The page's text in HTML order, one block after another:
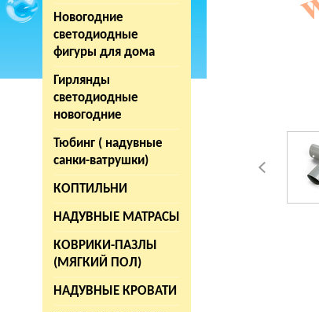
Новогодние
светодиодные
фигуры для дома
Гирлянды
светодиодные
новогодние
Тюбинг ( надувные
санки-ватрушки)
КОПТИЛЬНИ
НАДУВНЫЕ МАТРАСЫ
КОВРИКИ-ПАЗЛЫ
(МЯГКИЙ ПОЛ)
НАДУВНЫЕ КРОВАТИ